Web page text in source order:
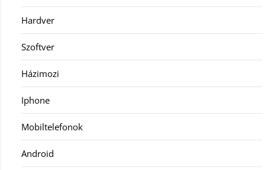
Hardver
Szoftver
Házimozi
Iphone
Mobiltelefonok
Android